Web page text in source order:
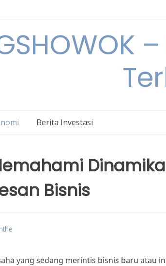
Berita Investasi
Bisnis
yang sedang merintis bisnis baru atau